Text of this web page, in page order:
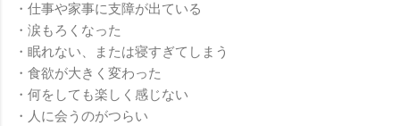
・仕事や家事に支障が出ている
・涙もろくなった
・眠れない、または寝すぎてしまう
・食欲が大きく変わった
・何をしても楽しく感じない
・人に会うのがつらい